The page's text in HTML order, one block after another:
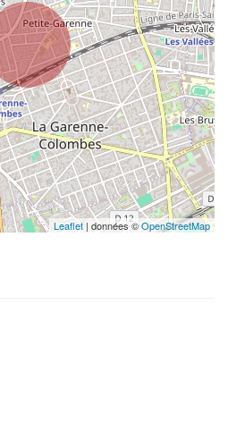
Leaflet | données ©OpenStreetMap